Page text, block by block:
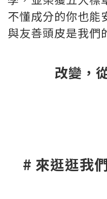
不懂成分的你也能
與友善頭皮是我們
改變，
# 來逛逛我